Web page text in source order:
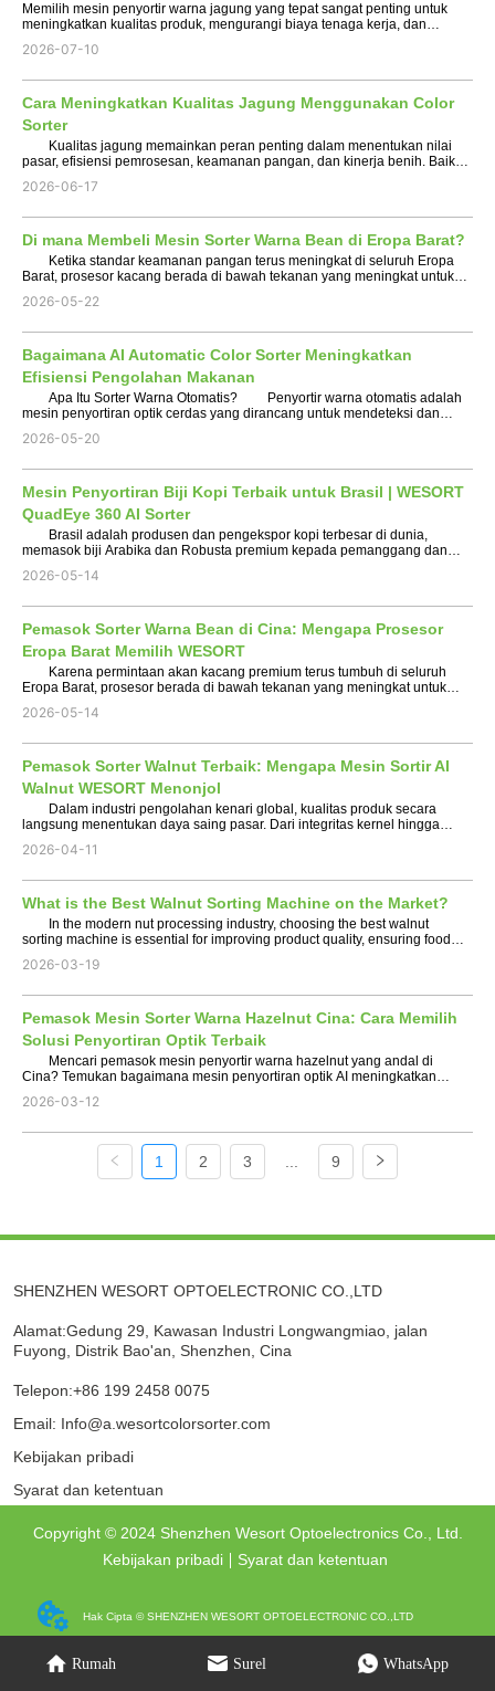
Memilih mesin penyortir warna jagung yang tepat sangat penting untuk
meningkatkan kualitas produk, mengurangi biaya tenaga kerja, dan
memproses jagung food grade, benih jagung, jagung manis, a...
2026-07-10
Cara Meningkatkan Kualitas Jagung Menggunakan Color
Sorter
Kualitas jagung memainkan peran penting dalam menentukan nilai
pasar, efisiensi pemrosesan, keamanan pangan, dan kinerja benih. Baik
pasar ekspor, biji yang rusak, kontaminasi jam...
2026-06-17
Di mana Membeli Mesin Sorter Warna Bean di Eropa Barat?
Ketika standar keamanan pangan terus meningkat di seluruh Eropa
Barat, prosesor kacang berada di bawah tekanan yang meningkat untuk
secara visual. Baik memproses kacang merah, k...
2026-05-22
Bagaimana AI Automatic Color Sorter Meningkatkan
Efisiensi Pengolahan Makanan
Apa Itu Sorter Warna Otomatis? Penyortir warna otomatis adalah
mesin penyortiran optik cerdas yang dirancang untuk mendeteksi dan
dan karakteristik internal. Ini banyak digunakan d...
2026-05-20
Mesin Penyortiran Biji Kopi Terbaik untuk Brasil | WESORT
QuadEye 360 AI Sorter
Brasil adalah produsen dan pengekspor kopi terbesar di dunia,
memasok biji Arabika dan Robusta premium kepada pemanggang dan
yang lebih bersih dan konsisten, prosesor Brasil beri...
2026-05-14
Pemasok Sorter Warna Bean di Cina: Mengapa Prosesor
Eropa Barat Memilih WESORT
Karena permintaan akan kacang premium terus tumbuh di seluruh
Eropa Barat, prosesor berada di bawah tekanan yang meningkat untuk
Apakah Anda memproses kacang merah, kacang putih,...
2026-05-14
Pemasok Sorter Walnut Terbaik: Mengapa Mesin Sortir AI
Walnut WESORT Menonjol
Dalam industri pengolahan kenari global, kualitas produk secara
langsung menentukan daya saing pasar. Dari integritas kernel hingga
bagi prosesor yang bertujuan untuk memenuhi st...
2026-04-11
What is the Best Walnut Sorting Machine on the Market?
In the modern nut processing industry, choosing the best walnut
sorting machine is essential for improving product quality, ensuring food
kernels continues to grow, traditio...
2026-03-19
Pemasok Mesin Sorter Warna Hazelnut Cina: Cara Memilih
Solusi Penyortiran Optik Terbaik
Mencari pemasok mesin penyortir warna hazelnut yang andal di
Cina? Temukan bagaimana mesin penyortiran optik AI meningkatkan
efisiensi pemrosesan. Pemasok Mesin Sorter Warna Hazel...
2026-03-12
1 2 3 9
SHENZHEN WESORT OPTOELECTRONIC CO.,LTD
Rumah Surel WhatsApp
Alamat:Gedung 29, Kawasan Industri Longwangmiao, jalan
Fuyong, Distrik Bao'an, Shenzhen, Cina
Telepon:+86 199 2458 0075
Email: Info@a.wesortcolorsorter.com
Kebijakan pribadi
Syarat dan ketentuan
Copyright © 2024 Shenzhen Wesort Optoelectronics Co., Ltd.
Kebijakan pribadi
Syarat dan ketentuan
Hak Cipta © SHENZHEN WESORT OPTOELECTRONIC CO.,LTD